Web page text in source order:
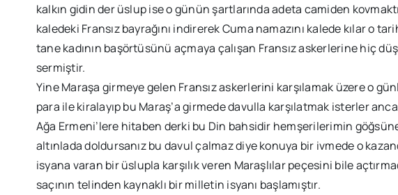
kalkın gidin der üslup ise o günün şartlarında adeta camiden
kaledeki Fransız bayrağını indirerek Cuma namazını kalede kılar o
tane kadının başörtüsünü açmaya çalışan Fransız askerlerine hiç
sermiştir.
Yine Maraşa girmeye gelen Fransız askerlerini karşılamak üzere o
para ile kiralayıp bu Maraş’a girmede davulla karşılatmak isterler
Ağa Ermeni’lere hitaben derki bu Din bahsidir hemşerilerimin
altınlada doldursanız bu davul çalmaz diye konuya bir ivmede o
isyana varan bir üslupla karşılık veren Maraşlılar peçesini bile
saçının telinden kaynaklı bir milletin isyanı başlamıştır.